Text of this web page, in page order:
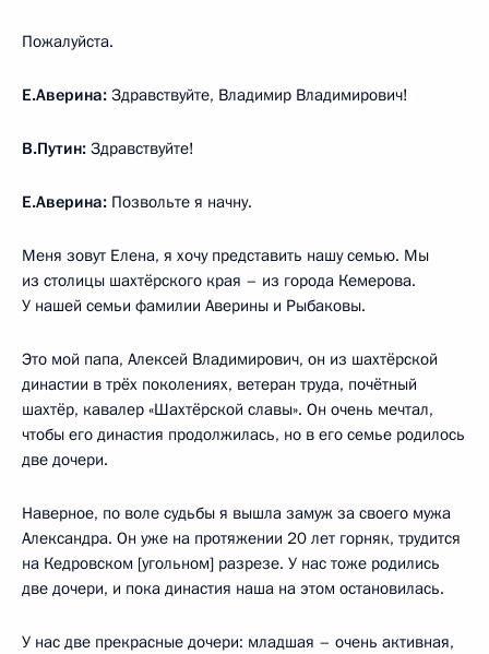
Пожалуйста.
Е.Аверина: Здравствуйте, Владимир Владимирович!
В.Путин: Здравствуйте!
Е.Аверина: Позвольте я начну.
Меня зовут Елена, я хочу представить нашу семью. Мы
из столицы шахтёрского края – из города Кемерова.
У нашей семьи фамилии Аверины и Рыбаковы.
Это мой папа, Алексей Владимирович, он из шахтёрской
династии в трёх поколениях, ветеран труда, почётный
шахтёр, кавалер «Шахтёрской славы». Он очень мечтал,
чтобы его династия продолжилась, но в его семье родилось
две дочери.
Наверное, по воле судьбы я вышла замуж за своего мужа
Александра. Он уже на протяжении 20 лет горняк, трудится
на Кедровском [угольном] разрезе. У нас тоже родились
две дочери, и пока династия наша на этом остановилась.
У нас две прекрасные дочери: младшая – очень активная,